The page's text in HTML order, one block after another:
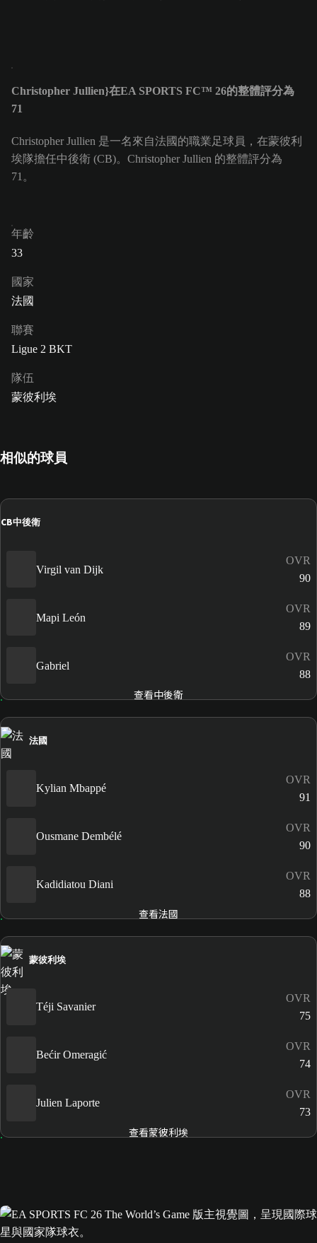
Christopher Jullien}在EA SPORTS FC™ 26的整體評分為
71
Christopher Jullien 是一名來自法國的職業足球員，在蒙彼利
埃隊擔任中後衛 (CB)。Christopher Jullien 的整體評分為
71。
年齡
33
國家
法國
聯賽
Ligue 2 BKT
隊伍
蒙彼利埃
相似的球員
CB中後衛
Virgil van Dijk
OVR
90
Mapi León
OVR
89
Gabriel
OVR
88
查看中後衛
法國
Kylian Mbappé
OVR
91
Ousmane Dembélé
OVR
90
Kadidiatou Diani
OVR
88
查看法國
蒙彼利埃
Téji Savanier
OVR
75
Bećir Omeragić
OVR
74
Julien Laporte
OVR
73
查看蒙彼利埃